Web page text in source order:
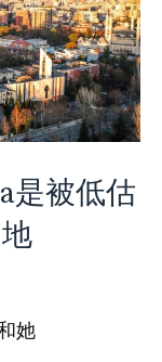
是被低估
她